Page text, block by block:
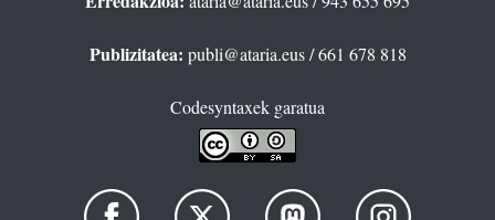
Publizitatea: publi@ataria.eus/ 661 678 818
Codesyntaxek garatua